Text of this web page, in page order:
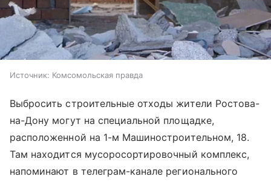
Источник: Комсомольская правда
Выбросить строительные отходы жители Ростова-
на-Дону могут на специальной площадке,
расположенной на 1-м Машиностроительном, 18.
Там находится мусоросортировочный комплекс,
напоминают в телеграм-канале регионального